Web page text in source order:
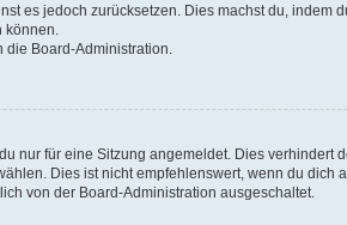
es jedoch zurücksetzen. Dies machst du, indem
Board-Administration.
nur für eine Sitzung angemeldet. Dies
Dies ist nicht empfehlenswert, wenn du dich
von der Board-Administration ausgeschaltet.